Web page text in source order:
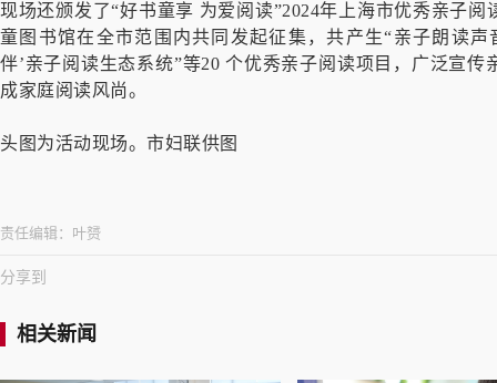
现场还颁发了“好书童享 为爱阅读”2024年上海市优秀亲子
童图书馆在全市范围内共同发起征集，共产生“亲子朗读声
伴’亲子阅读生态系统”等20 个优秀亲子阅读项目，广泛宣
成家庭阅读风尚。
头图为活动现场。市妇联供图
责任编辑： 叶赟
分享到
相关新闻